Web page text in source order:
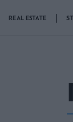
REAL ESTATE